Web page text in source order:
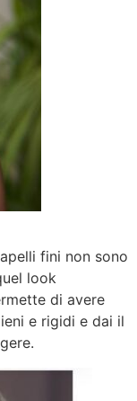
fini non sono
look
di avere
e rigidi e dai il